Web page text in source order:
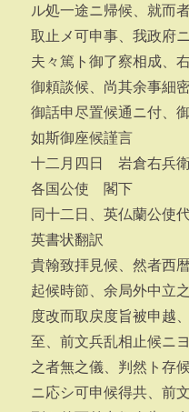
ル処一途ニ帰候、就而
取止メ可申事、我政府
夫々篤ト御了察相成、
御頼談候、尚其余事細
御話申尽置候通ニ付、
如斯御座候謹言
十二月四日 岩倉右兵
各国公使 閣下
同十二日、英仏蘭公使
英書状翻訳
貴翰致拝見候、然者西
起候時節、余局外中立
度改而取戻度旨被申越
至、前文兵乱相止候ニ
之者無之儀、判然ト存
ニ応シ可申候得共、前